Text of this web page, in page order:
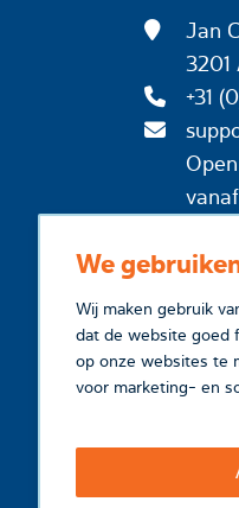
We
Wij maken gebruik
dat de website goed
op onze websites te
voor marketing- en
Jan
3201
+31